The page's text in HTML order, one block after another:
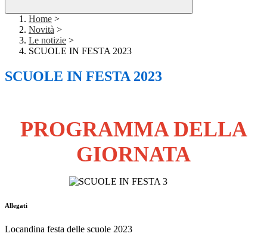
Home >
Novità >
Le notizie >
SCUOLE IN FESTA 2023
SCUOLE IN FESTA 2023
PROGRAMMA DELLA
GIORNATA
Allegati
Locandina festa delle scuole 2023